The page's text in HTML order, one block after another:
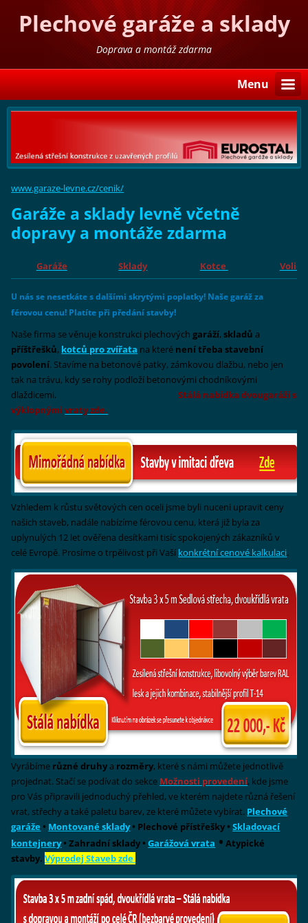
Plechové garáže a sklady
Doprava a montáž zdarma
Menu
www.garaze-levne.cz/cenik/
Garáže a sklady levně včetně
dopravy a montáže zdarma
Garáže Sklady Kotce
U nás se nesetkáte s dalšími skrytými poplatky! Naše garáž za
férovou cenu! Platíte při předání stavby!
Naše firma se věnuje konstrukci plechovýchgaráží,skladů a
příštřešků, kotců pro zvířata na které není třeba stavební
povolení. Stavíme na betonové patky, zámkovou dlažbu, nebo jen
tak na trávu, kdy se rohy podloží betonovými chodníkovými
dlaždicemi.
Stálá nabídka dvougaráží s
výklopnýmivraty zde.
Vzhledem k růstu světových cen oceli jsme byli nuceni upravit ceny
našich staveb, nadále nabízíme férovou cenu, která již byla za
uplynulých 12 let ověřena desítkami tisíc spokojených zákazníků v
celé Evropě. Prosíme o trpělivost při Vaší konkrétní cenové kalkulaci.
Vyrábíme různé druhya rozměry, které s námi můžete jednotlivě
projednat. Stačí se podívat do sekce Možnosti provedení, kde jsme
pro Vás připravili jednoduchý přehled, ve kterém najdete různá řešení
vrat, střechy a také paletu barev, ze které můžete vybírat. Plechové
garáže • Montované sklady• Plechové přístřešky •Skladovací
kontejnery• Zahradní sklady •Garážová vrata • Atypické
stavby.Výprodej Staveb zde